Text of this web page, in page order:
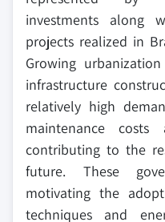
investments along
projects realized in
Growing
infrastructure
relatively high
maintenance
contributing to the
future. These
motivating the
techniques and